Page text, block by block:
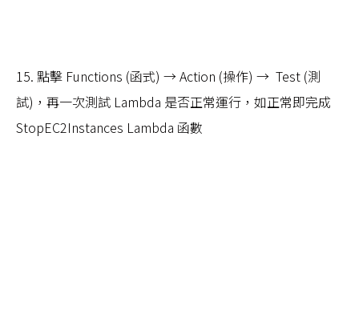
15. 點擊 Functions (函式) → Action (操作) → Test (測
試)，再一次測試 Lambda 是否正常運行，如正常即完成
StopEC2Instances Lambda 函數